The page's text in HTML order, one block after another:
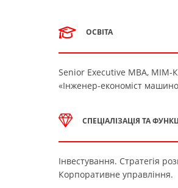
ОСВІТА
Senior Executive MBA, МІМ-
«Інженер-економіст
СПЕЦІАЛІЗАЦІЯ ТА
Інвестування. Стратегія
Корпоративне управління.